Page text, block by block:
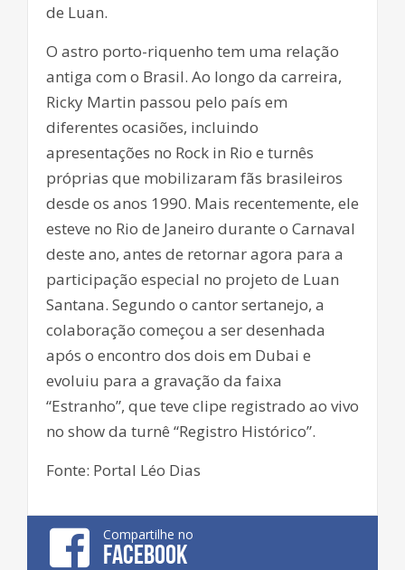
de Luan.
O astro porto-riquenho tem uma relação
antiga com o Brasil. Ao longo da carreira,
Ricky Martin passou pelo país em
diferentes ocasiões, incluindo
apresentações no Rock in Rio e turnês
próprias que mobilizaram fãs brasileiros
desde os anos 1990. Mais recentemente, ele
esteve no Rio de Janeiro durante o Carnaval
deste ano, antes de retornar agora para a
participação especial no projeto de Luan
Santana. Segundo o cantor sertanejo, a
colaboração começou a ser desenhada
após o encontro dos dois em Dubai e
evoluiu para a gravação da faixa
“Estranho”, que teve clipe registrado ao vivo
no show da turnê “Registro Histórico”.
Fonte: Portal Léo Dias
Compartilhe no
FACEBOOK